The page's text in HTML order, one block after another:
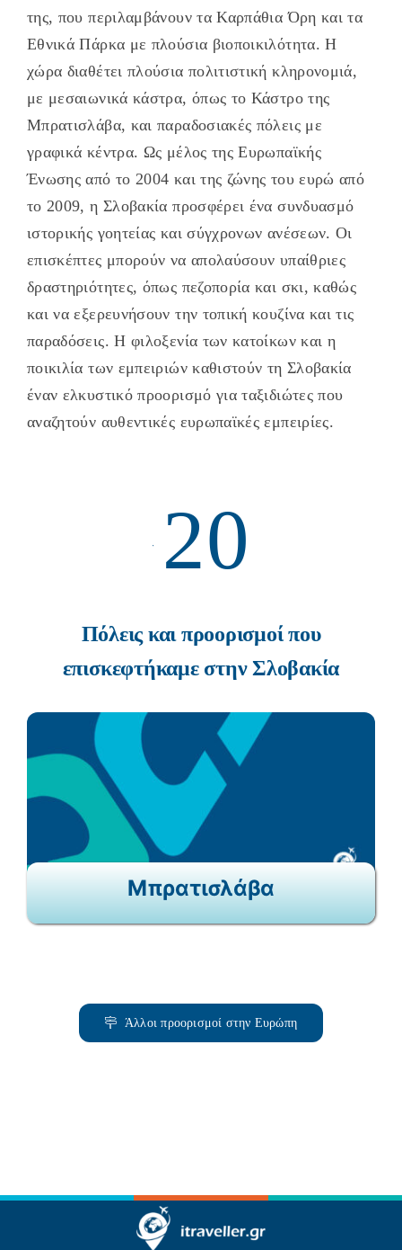
της, που περιλαμβάνουν τα Καρπάθια Όρη και τα
Εθνικά Πάρκα με πλούσια βιοποικιλότητα. Η
χώρα διαθέτει πλούσια πολιτιστική κληρονομιά,
με μεσαιωνικά κάστρα, όπως το Κάστρο της
Μπρατισλάβα, και παραδοσιακές πόλεις με
γραφικά κέντρα. Ως μέλος της Ευρωπαϊκής
Ένωσης από το 2004 και της ζώνης του ευρώ από
το 2009, η Σλοβακία προσφέρει ένα συνδυασμό
ιστορικής γοητείας και σύγχρονων ανέσεων. Οι
επισκέπτες μπορούν να απολαύσουν υπαίθριες
δραστηριότητες, όπως πεζοπορία και σκι, καθώς
και να εξερευνήσουν την τοπική κουζίνα και τις
παραδόσεις. Η φιλοξενία των κατοίκων και η
ποικιλία των εμπειριών καθιστούν τη Σλοβακία
έναν ελκυστικό προορισμό για ταξιδιώτες που
αναζητούν αυθεντικές ευρωπαϊκές εμπειρίες.
20
Πόλεις και προορισμοί που
επισκεφτήκαμε στην Σλοβακία
Μπρατισλάβα
Άλλοι προορισμοί στην Ευρώπη